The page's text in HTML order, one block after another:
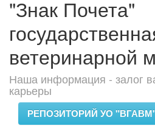
"Знак Почета"
ветеринарной
Наша информация - залог
карьеры
РЕПОЗИТОРИЙ УО